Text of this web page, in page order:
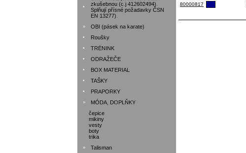
•
zkušebnou (c.j.412602494).
Splňují přísné požadavky ČSN
EN 13277).
» OBI (pásek na karate)
• Roušky
• TRÉNINK
• ODRAŽEČE
• BOX MATERIAL
• TAŠKY
• PRAPORKY
»
MÓDA, DOPLŇKY
čepice
mikiny
vesty
boty
trika
» Talisman
80000817